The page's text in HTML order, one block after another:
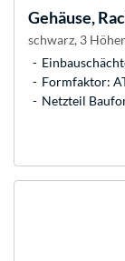
Gehäuse,
schwarz, 3
Formfaktor:
Netzteil